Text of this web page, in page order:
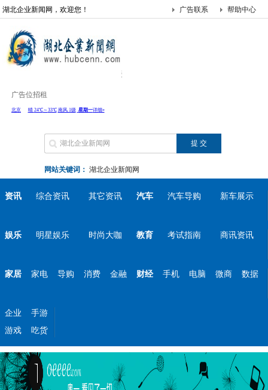
湖北企业新闻网，欢迎您！ 帮助中心
广告联系
广告位招租
网站关键词： 湖北企业新闻网
资讯 综合资讯 其它资讯 汽车 汽车导购 新车展示
娱乐 明星娱乐 时尚大咖 教育 考试指南 商讯资讯
家居 家电 导购 消费 金融 财经 手机 电脑 微商 数据
企业
手游
游戏
吃货